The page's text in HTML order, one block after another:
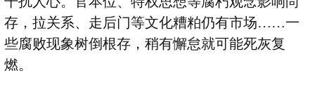
存，拉关系、走后门等文化糟粕仍有市场……一
些腐败现象树倒根存，稍有懈怠就可能死灰复
燃。